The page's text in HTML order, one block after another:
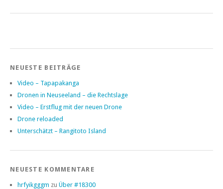
NEUESTE BEITRÄGE
Video – Tapapakanga
Dronen in Neuseeland – die Rechtslage
Video – Erstflug mit der neuen Drone
Drone reloaded
Unterschätzt – Rangitoto Island
NEUESTE KOMMENTARE
hrfyikgggm zu Über #18300